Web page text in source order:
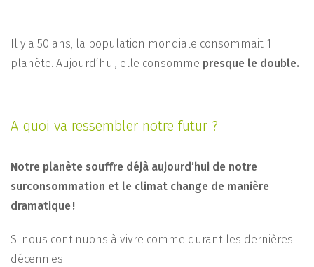
Il y a 50 ans, la population mondiale consommait 1
planète. Aujourd’hui, elle consomme presque le double.
A quoi va ressembler notre futur ?
Notre planète souffre déjà aujourd’hui de notre
surconsommation et le climat change de manière
dramatique !
Si nous continuons à vivre comme durant les dernières
décennies :